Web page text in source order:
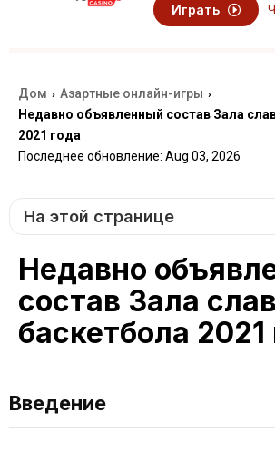
Играть
Дом › Азартные онлайн-игры ›
Недавно объявленный состав Зала
2021 года
Последнее обновление: Aug 03, 2026
На этой странице
Недавно
состав Зала
баскетбола 2021
Введение